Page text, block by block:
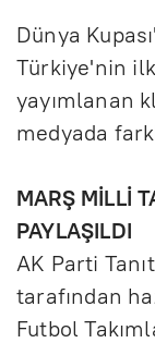
Dünya
Türkiye'nin
yayımlanan
medyada
MARŞ MİLLİ
PAYLAŞILDI
AK Parti
tarafından
Futbol